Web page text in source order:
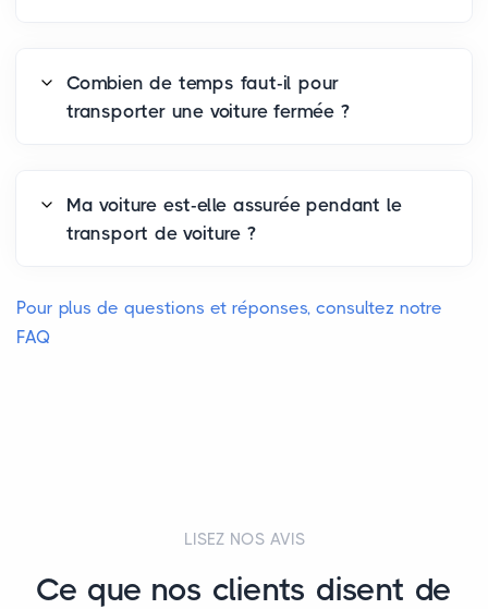
Combien de temps faut-il pour
transporter une voiture fermée ?
Ma voiture est-elle assurée pendant le
transport de voiture ?
Pour plus de questions et réponses, consultez notre
FAQ
LISEZ NOS AVIS
Ce que nos clients disent de